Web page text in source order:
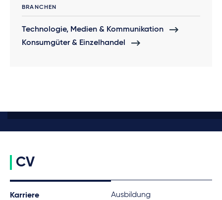
BRANCHEN
Technologie, Medien & Kommunikation
Konsumgüter & Einzelhandel
CV
Karriere Ausbildung